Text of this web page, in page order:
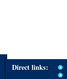
Direct links: